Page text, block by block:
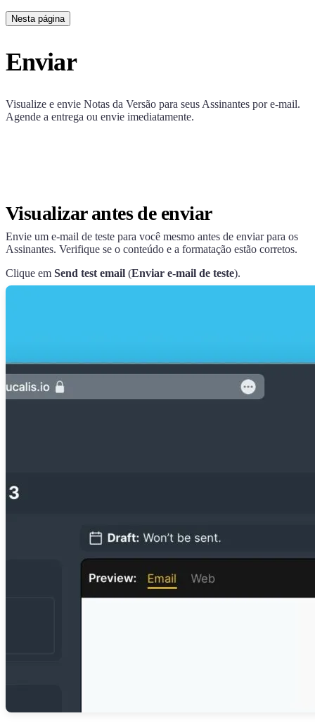
Nesta página
Enviar
Visualize e envie Notas da Versão para seus Assinantes por e-mail.
Agende a entrega ou envie imediatamente.
Visualizar antes de enviar
Envie um e-mail de teste para você mesmo antes de enviar para os
Assinantes. Verifique se o conteúdo e a formatação estão corretos.
Clique em Send test email (Enviar e-mail de teste).